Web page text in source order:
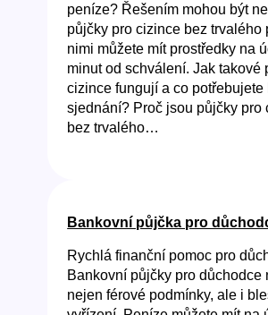
peníze? Řešením mohou být
půjčky pro cizince bez trvalého
nimi můžete mít prostředky na
minut od schválení. Jak takové
cizince fungují a co potřebujete
sjednání? Proč jsou půjčky pro
bez trvalého…
Bankovní půjčka pro
Rychlá finanční pomoc pro
Bankovní půjčky pro důchodce
nejen férové podmínky, ale i